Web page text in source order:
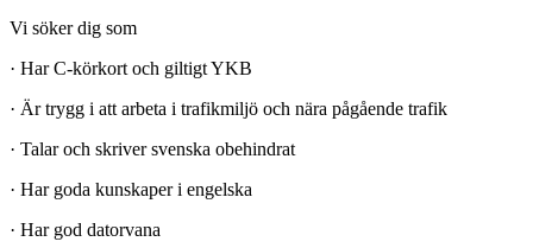
Vi söker dig som
· Har C-körkort och giltigt YKB
· Är trygg i att arbeta i trafikmiljö och nära pågående trafik
· Talar och skriver svenska obehindrat
· Har goda kunskaper i engelska
· Har god datorvana